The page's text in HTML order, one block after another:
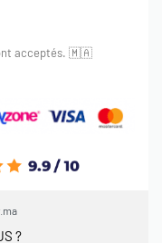
acceptés. 🇲🇦
?